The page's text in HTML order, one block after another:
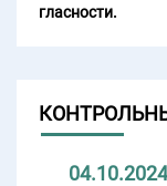
гласности.
04.10.2024